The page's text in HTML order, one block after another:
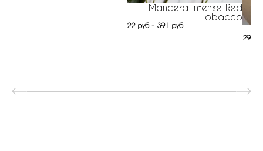
Mancera Intense Red
Tobacco
22 руб - 391 руб
29